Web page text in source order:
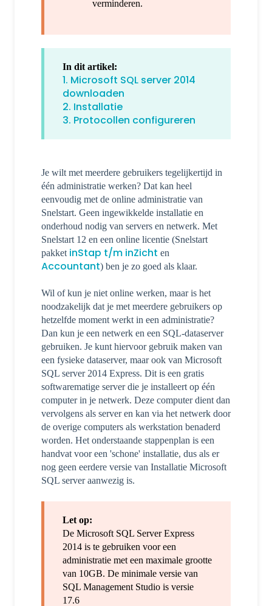
verminderen.
In dit artikel:
1. Microsoft SQL server 2014
downloaden
2. Installatie
3. Protocollen configureren
Je wilt met meerdere gebruikers tegelijkertijd in
één administratie werken? Dat kan heel
eenvoudig met de online administratie van
Snelstart. Geen ingewikkelde installatie en
onderhoud nodig van servers en netwerk. Met
Snelstart 12 en een online licentie (Snelstart
pakket inStap t/m inZicht en
Accountant) ben je zo goed als klaar.
Wil of kun je niet online werken, maar is het
noodzakelijk dat je met meerdere gebruikers op
hetzelfde moment werkt in een administratie?
Dan kun je een netwerk en een SQL-dataserver
gebruiken. Je kunt hiervoor gebruik maken van
een fysieke dataserver, maar ook van Microsoft
SQL server 2014 Express. Dit is een gratis
softwarematige server die je installeert op één
computer in je netwerk. Deze computer dient dan
vervolgens als server en kan via het netwerk door
de overige computers als werkstation benaderd
worden. Het onderstaande stappenplan is een
handvat voor een 'schone' installatie, dus als er
nog geen eerdere versie van Installatie Microsoft
SQL server aanwezig is.
Let op:
De Microsoft SQL Server Express
2014 is te gebruiken voor een
administratie met een maximale grootte
van 10GB. De minimale versie van
SQL Management Studio is versie
17.6